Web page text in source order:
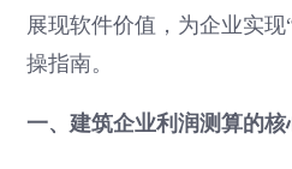
展现软件价值，为企业实
操指南。
一、建筑企业利润测算的